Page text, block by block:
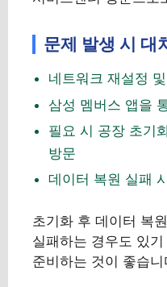
문제 발생 시 대
네트워크 재설정
삼성 멤버스 앱을
필요 시 공장 초기
방문
데이터 복원 실패
초기화 후 데이터 복
실패하는 경우도 있
준비하는 것이 좋습니